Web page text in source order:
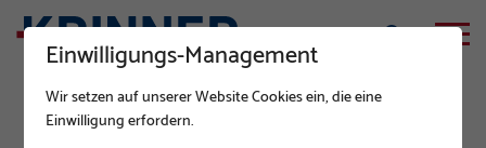
Einwilligungs-Management
Wir setzen auf unserer Website Cookies ein, die eine
Einwilligung erfordern.